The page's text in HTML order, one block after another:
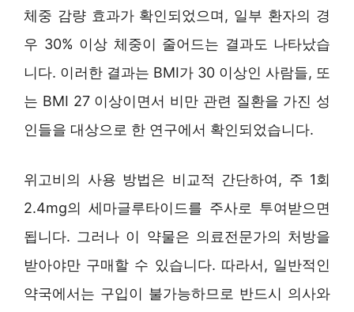
체중 감량 효과가 확인되었으며, 일부 환자의 경
우 30% 이상 체중이 줄어드는 결과도 나타났습
니다. 이러한 결과는 BMI가 30 이상인 사람들, 또
는 BMI 27 이상이면서 비만 관련 질환을 가진 성
인들을 대상으로 한 연구에서 확인되었습니다.
위고비의 사용 방법은 비교적 간단하여, 주 1회
2.4mg의 세마글루타이드를 주사로 투여받으면
됩니다. 그러나 이 약물은 의료전문가의 처방을
받아야만 구매할 수 있습니다. 따라서, 일반적인
약국에서는 구입이 불가능하므로 반드시 의사와